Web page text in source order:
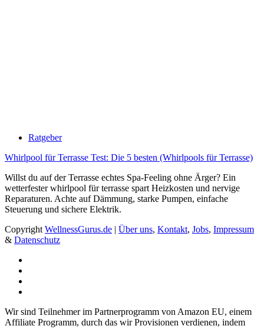
Ratgeber
Whirlpool für Terrasse Test: Die 5 besten (Whirlpools für Terrasse)
Willst du auf der Terrasse echtes Spa-Feeling ohne Ärger? Ein
wetterfester whirlpool für terrasse spart Heizkosten und nervige
Reparaturen. Achte auf Dämmung, starke Pumpen, einfache
Steuerung und sichere Elektrik.
Copyright WellnessGurus.de | Über uns, Kontakt, Jobs, Impressum
& Datenschutz
Wir sind Teilnehmer im Partnerprogramm von Amazon EU, einem
Affiliate Programm, durch das wir Provisionen verdienen, indem